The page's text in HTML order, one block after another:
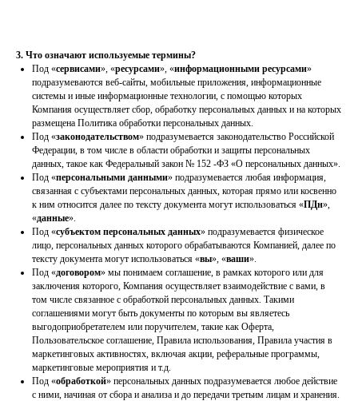
3. Что означают используемые термины?
Под «сервисами», «ресурсами», «информационными ресурсами»
подразумеваются веб-сайты, мобильные приложения, информационные
системы и иные информационные технологии, с помощью которых
Компания осуществляет сбор, обработку персональных данных и на которых
размещена Политика обработки персональных данных.
Под «законодательством» подразумевается законодательство Российской
Федерации, в том числе в области обработки и защиты персональных
данных, такое как Федеральный закон № 152 -ФЗ «О персональных данных».
Под «персональными данными» подразумевается любая информация,
связанная с субъектами персональных данных, которая прямо или косвенно
к ним относится далее по тексту документа могут использоваться «ПДн»,
«данные».
Под «субъектом персональных данных» подразумевается физическое
лицо, персональных данных которого обрабатываются Компанией, далее по
тексту документа могут использоваться «вы», «ваши».
Под «договором» мы понимаем соглашение, в рамках которого или для
заключения которого, Компания осуществляет взаимодействие с вами, в
том числе связанное с обработкой персональных данных. Такими
соглашениями могут быть документы по которым вы являетесь
выгодоприобретателем или поручителем, такие как Оферта,
Пользовательское соглашение, Правила использования, Правила участия в
маркетинговых активностях, включая акции, реферальные программы,
маркетинговые мероприятия и т.д.
Под «обработкой» персональных данных подразумевается любое действие
с ними, начиная от сбора и анализа и до передачи третьим лицам и хранения.